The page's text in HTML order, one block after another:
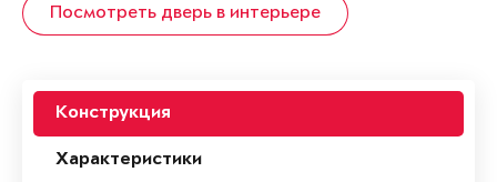
Посмотреть дверь в интерьере
Конструкция
Характеристики